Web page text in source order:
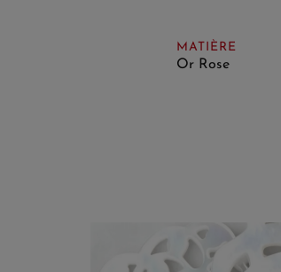
MATIÈRE
Or Rose